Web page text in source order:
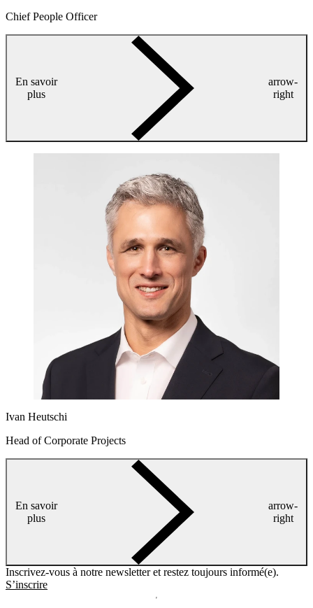
Chief People Officer
En savoir
plus
arrow-
right
Ivan Heutschi
Head of Corporate Projects
En savoir
plus
arrow-
right
Inscrivez-vous à notre newsletter et restez toujours informé(e).
S’inscrire